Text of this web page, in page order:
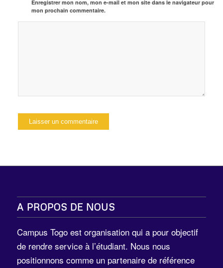
Enregistrer mon nom, mon e-mail et mon site dans le navigateur pour
mon prochain commentaire.
A PROPOS DE NOUS
Campus Togo est organisation qui a pour objectif
de rendre service à l’étudiant. Nous nous
positionnons comme un partenaire de référence